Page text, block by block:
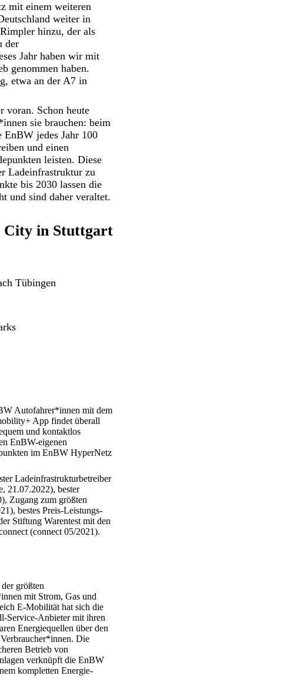
mit einem weiteren
weiter in
hinzu, der als
der
Jahr haben wir mit
genommen haben.
etwa an der A7 in
voran. Schon heute
sie brauchen: beim
EnBW jedes Jahr 100
und einen
leisten. Diese
Ladeinfrastruktur zu
bis 2030 lassen die
und sind daher veraltet.
City in Stuttgart
Tübingen
Autofahrer*innen mit dem
App findet überall
und kontaktlos
EnBW-eigenen
im EnBW HyperNetz
Ladeinfrastrukturbetreiber
21.07.2022), bester
Zugang zum größten
bestes Preis-Leistungs-
Stiftung Warentest mit den
(connect 05/2021).
größten
mit Strom, Gas und
E-Mobilität hat sich die
Service-Anbieter mit ihren
Energiequellen über den
Die
Betrieb von
verknüpft die EnBW
kompletten Energie-